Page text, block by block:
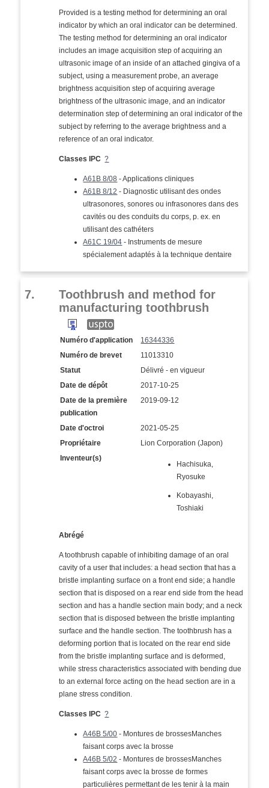
Provided is a testing method for determining an oral
indicator by which an oral indicator can be determined.
The testing method for determining an oral indicator
includes an image acquisition step of acquiring an
ultrasonic image of an inside of an attached gingiva of a
subject, using a measurement probe, an average
brightness acquisition step of acquiring average
brightness of the ultrasonic image, and an indicator
determination step of determining an oral indicator of the
subject by referring to the average brightness and a
reference of an oral indicator.
Classes IPC ?
A61B 8/08 - Applications cliniques
A61B 8/12 - Diagnostic utilisant des ondes
ultrasonores, sonores ou infrasonores dans des
cavités ou des conduits du corps, p. ex. en
utilisant des cathéters
A61C 19/04 - Instruments de mesure
spécialement adaptés à la technique dentaire
7.
Toothbrush and method for
manufacturing toothbrush
Numéro d'application
16344336
Numéro de brevet
11013310
Statut
Délivré - en vigueur
Date de dépôt
2017-10-25
Date de la première
publication
2019-09-12
Date d'octroi
2021-05-25
Propriétaire
Lion Corporation (Japon)
Inventeur(s)
Hachisuka,
Ryosuke
Kobayashi,
Toshiaki
Abrégé
A toothbrush capable of inhibiting damage of an oral
cavity of a user that includes: a head section that has a
bristle implanting surface on a front end side; a handle
section that is disposed on a rear end side from the head
section and has a handle section main body; and a neck
section that is disposed between the bristle implanting
surface and the handle section. The toothbrush has a
deforming portion that is located on the rear end side
from the bristle implanting surface and is deformed,
while stress characteristics associated with bending due
to an external force acting on the head section are in a
plane stress condition.
Classes IPC ?
A46B 5/00 - Montures de brossesManches
faisant corps avec la brosse
A46B 5/02 - Montures de brossesManches
faisant corps avec la brosse de formes
particulières permettant de les tenir à la main